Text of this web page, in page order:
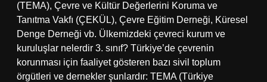
(TEMA), Çevre ve Kültür Değerlerini Koruma ve
Tanıtma Vakfı (ÇEKÜL), Çevre Eğitim Derneği, Küresel
Denge Derneği vb. Ülkemizdeki çevreci kurum ve
kuruluşlar nelerdir 3. sınıf? Türkiye’de çevrenin
korunması için faaliyet gösteren bazı sivil toplum
örgütleri ve dernekler şunlardır: TEMA (Türkiye